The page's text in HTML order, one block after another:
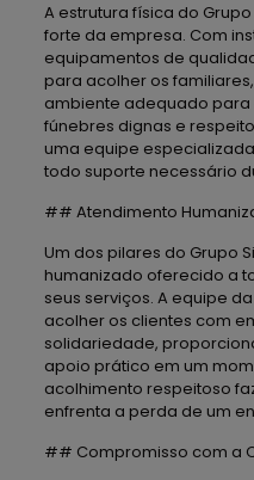
A estrutura física do
forte da empresa. Com
equipamentos de
para acolher os
ambiente adequado
fúnebres dignas e
uma equipe
todo suporte necessário
## Atendimento
Um dos pilares do Grupo
humanizado oferecido a
seus serviços. A equipe
acolher os clientes com
solidariedade,
apoio prático em um
acolhimento respeitoso
enfrenta a perda de um
## Compromisso com a